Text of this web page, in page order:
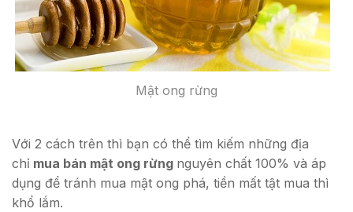
Mật ong rừng
Với 2 cách trên thì bạn có thể tìm kiếm những địa
chỉ mua bán mật ong rừng nguyên chất 100% và áp
dụng để tránh mua mật ong phá, tiền mất tật mua thì
khổ lắm.